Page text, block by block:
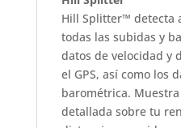
Hill Splitter™ detecta
todas las subidas y
datos de velocidad y
el GPS, así como los
barométrica.
detallada sobre tu